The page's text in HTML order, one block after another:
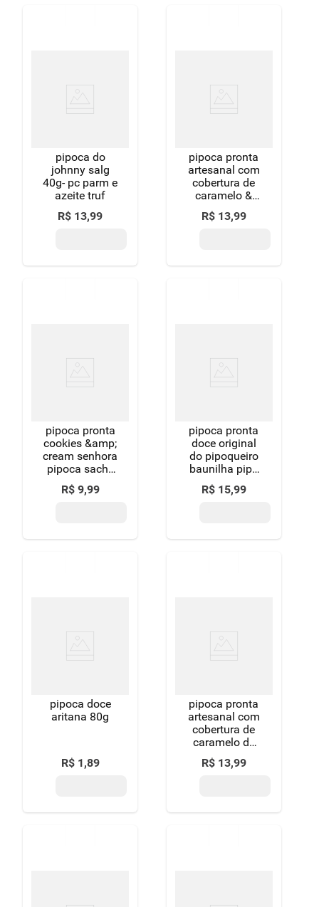
pipoca do
johnny salg
40g- pc parm e
azeite truf
R$ 13,99
pipoca pronta
artesanal com
cobertura de
caramelo &
flor-de-sal
maispura
R$ 13,99
pipoca pronta
cookies &amp;
cream senhora
pipoca sachê
100g
R$ 9,99
pipoca pronta
doce original
do pipoqueiro
baunilha pipó
sachê 80g
R$ 15,99
pipoca doce
aritana 80g
R$ 1,89
pipoca pronta
artesanal com
cobertura de
caramelo de
açúcar puro
mascavo
R$ 13,99